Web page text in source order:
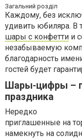
Загальний розділ
Каждому, без
удивить юбиляра. В
шары с конфетти и
незабываемую
благодарность
гостей будет
Шары-цифры –
праздника
Нередко
приглашенные на
намекнуть на